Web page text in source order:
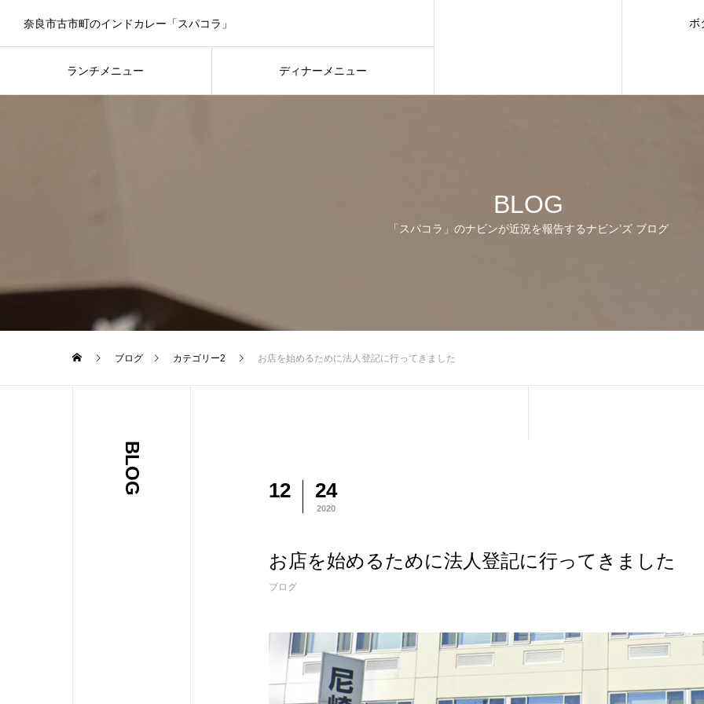
ランチメニュー ディナーメニュー
奈良市古市町のインドカレー「スパコラ」 ボ
BLOG
「スパコラ」のナビンが近況を報告するナビン’ズ ブログ
ブログ カテゴリー2 お店を始めるために法人登記に行ってきました
BLOG 12 24
2020
お店を始めるために法人登記に行ってきました
ブログ